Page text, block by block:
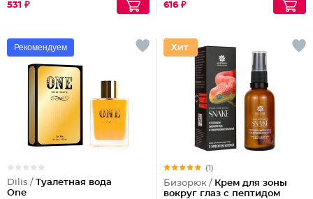
531 ₽ 616 ₽
Рекомендуем
Dilis / Туалетная вода
One
(1)
Бизорюк / Крем для зоны
вокруг глаз с пептидом